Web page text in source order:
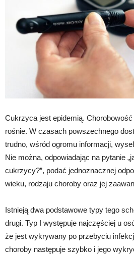
Cukrzyca jest epidemią.
rośnie. W czasach powszechnego
trudno, wśród ogromu informacji,
Nie można, odpowiadając na pytanie
cukrzycy?”, podać jednoznacznej
wieku, rodzaju choroby oraz jej
Istnieją dwa podstawowe typy tego
drugi. Typ I występuje najczęściej u
że jest wykrywany po przebyciu
choroby następuje szybko i jego